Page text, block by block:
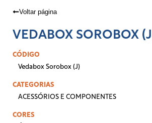
Voltar página
VEDABOX SOROBOX
CÓDIGO
Vedabox Sorobox (J)
CATEGORIAS
ACESSÓRIOS E COMPONENTES
CORES